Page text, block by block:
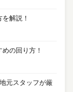
解説！
の回り方！
元スタッフが厳